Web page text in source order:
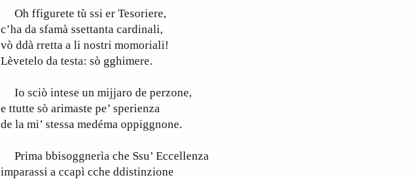
Oh ffigurete tù ssi er Tesoriere,
c’ha da sfamà ssettanta cardinali,
vò ddà rretta a li nostri momoriali!
Lèvetelo da testa: sò gghimere.
Io sciò intese un mijjaro de perzone,
e ttutte sò arimaste pe’ sperienza
de la mi’ stessa medéma oppiggnone.
Prima bbisoggnerìa che Ssu’ Eccellenza
imparassi a ccapì cche ddistinzione